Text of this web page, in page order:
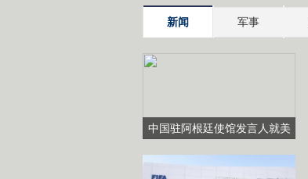
新闻 军事
中国驻阿根廷使馆发言人就美